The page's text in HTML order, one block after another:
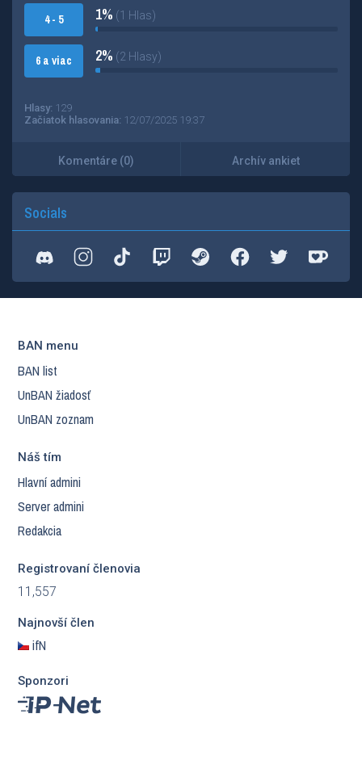
4 - 5
6 a viac
1% (1 Hlas)
2% (2 Hlasy)
Hlasy: 129
Začiatok hlasovania: 12/07/2025 19:37
Komentáre (0) Archív ankiet
Socials
BAN menu
BAN list
UnBAN žiadosť
UnBAN zoznam
Náš tím
Hlavní admini
Server admini
Redakcia
Registrovaní členovia
11,557
Najnovší člen
ifN
Sponzori